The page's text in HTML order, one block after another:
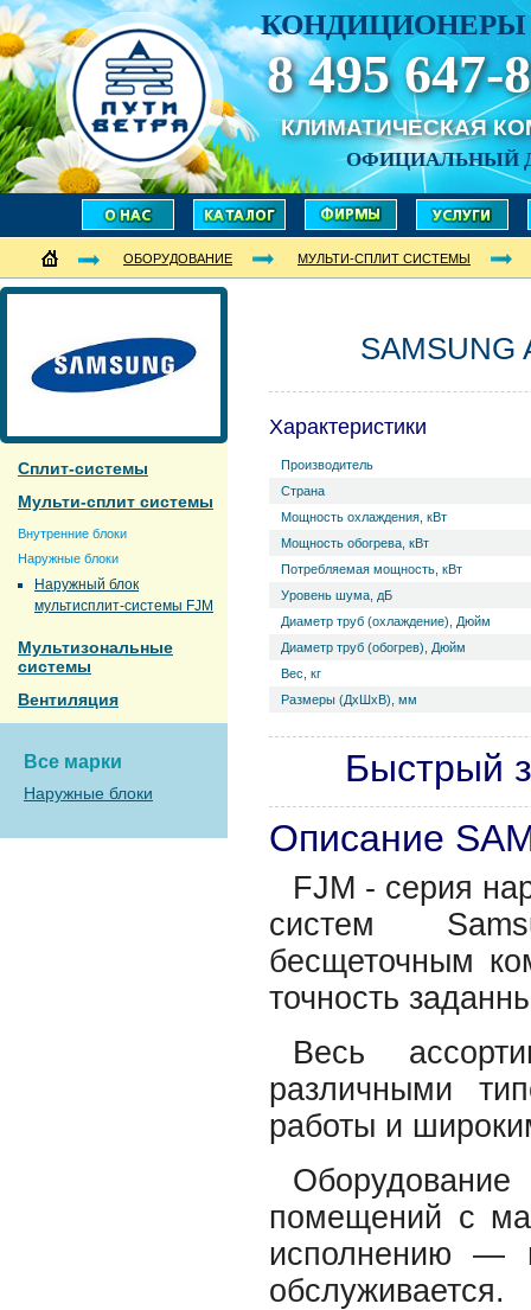
КОНДИЦИОНЕРЫ
8 495 647-
КЛИМАТИЧЕСКАЯ
ОФИЦИАЛЬНЫЙ
ОБОРУДОВАНИЕ МУЛЬТИ-СПЛИТ СИСТЕМЫ
Сплит-системы
Мульти-сплит системы
Внутренние блоки
Наружные блоки
Наружный блок
мультисплит-системы FJM
Мультизональные
системы
Вентиляция
Все марки
Наружные блоки
SAMSUNG
Характеристики
Производитель
Страна
Мощность охлаждения, кВт
Мощность обогрева, кВт
Потребляемая мощность, кВт
Уровень ш­ума, дБ
Диаметр труб (охлаждение), Дюйм
Диаметр труб (обогрев), Дюйм
Вес, кг
Размеры (ДхШхВ), мм
Быстрый
Описание
FJM - серия
систем
бесщеточным
точность
Весь
различными
работы и
помещений с
исполнению —
обслуживается.